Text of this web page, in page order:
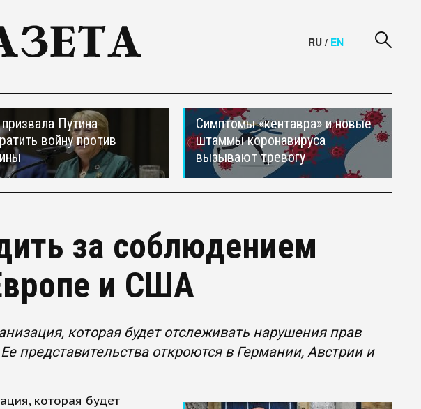
RU / EN
Путина
войну против
Симптомы «кентавра» и новые
штаммы коронавируса
вызывают тревогу
за соблюдением
и США
которая будет отслеживать нарушения прав
представительства откроются в Германии, Австрии и
которая будет